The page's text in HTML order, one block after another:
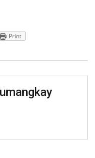
Print